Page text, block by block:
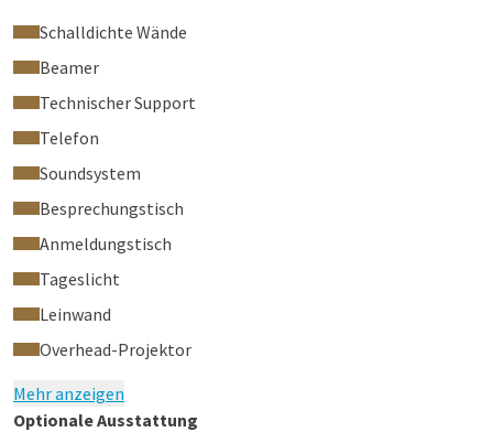
Schalldichte Wände
Beamer
Technischer Support
Telefon
Soundsystem
Besprechungstisch
Anmeldungstisch
Tageslicht
Leinwand
Overhead-Projektor
Mehr anzeigen
Optionale Ausstattung